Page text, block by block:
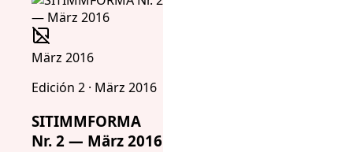
März 2016
Edición 2 · März 2016
SITIMMFORMA
Nr. 2 — März 2016